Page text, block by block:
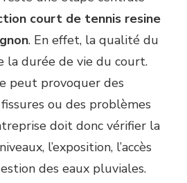
court de tennis resine
. En effet, la qualité du
la durée de vie du court.
peut provoquer des
ou des problèmes
doit donc vérifier la
l’exposition, l’accès
des eaux pluviales.